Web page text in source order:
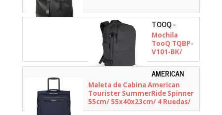
TOOQ -
TQBP-V101-
BK
Mochila
TooQ TQBP-
V101-BK/
Capacidad
30-55L/
Negra/
Incluye
Bomba de
Aire
AMERICAN
TOURISTER -
149498-1596
Maleta de Cabina American
Tourister SummerRide Spinner
55cm/ 55x40x23cm/ 4 Ruedas/
Azul Marino